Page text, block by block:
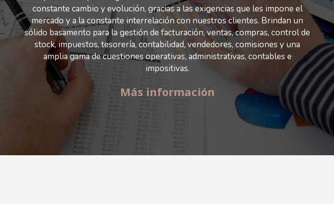
constante cambio y evolución, gracias a las exigencias que les impone el
mercado y a la constante interrelación con nuestros clientes. Brindan un
sólido basamento para la gestión de facturación, ventas, compras, control de
stock, impuestos, tesorería, contabilidad, vendedores, comisiones y una
amplia gama de cuestiones operativas, administrativas, contables e
impositivas.
Más información